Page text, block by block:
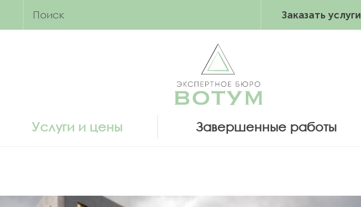
Заказать услуги
Услуги и цены Завершенные работы